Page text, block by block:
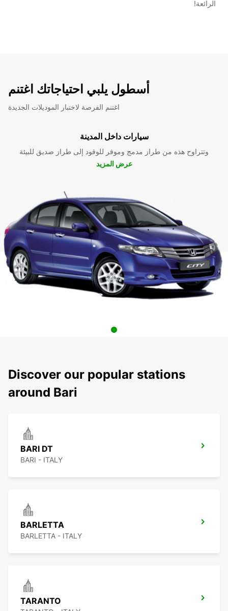
الرائعة!
أسطول يلبي احتياجاتك اغتنم
اغتنم الفرصة لاختبار الموديلات الجديدة
سيارات داخل المدينة
وتتراوح هذه من طراز مدمج وموفر للوقود إلى طراز صديق للبيئة
عرض المزيد
Discover our popular stations
around Bari
BARI DT
BARI - ITALY
BARLETTA
BARLETTA - ITALY
TARANTO